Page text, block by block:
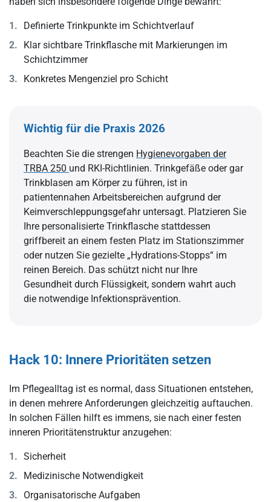
Definierte Trinkpunkte im Schichtverlauf
Klar sichtbare Trinkflasche mit Markierungen im
Schichtzimmer
Konkretes Mengenziel pro Schicht
Wichtig für die Praxis 2026
Beachten Sie die strengen Hygienevorgaben der
TRBA 250 und RKI-Richtlinien. Trinkgefäße oder gar
Trinkblasen am Körper zu führen, ist in
patientennahen Arbeitsbereichen aufgrund der
Keimverschleppungsgefahr untersagt. Platzieren Sie
Ihre personalisierte Trinkflasche stattdessen
griffbereit an einem festen Platz im Stationszimmer
oder nutzen Sie gezielte „Hydrations-Stopps“ im
reinen Bereich. Das schützt nicht nur Ihre
Gesundheit durch Flüssigkeit, sondern wahrt auch
die notwendige Infektionsprävention.
Hack 10: Innere Prioritäten setzen
Im Pflegealltag ist es normal, dass Situationen entstehen,
in denen mehrere Anforderungen gleichzeitig auftauchen.
In solchen Fällen hilft es immens, sie nach einer festen
inneren Prioritätenstruktur anzugehen:
Sicherheit
Medizinische Notwendigkeit
Organisatorische Aufgaben